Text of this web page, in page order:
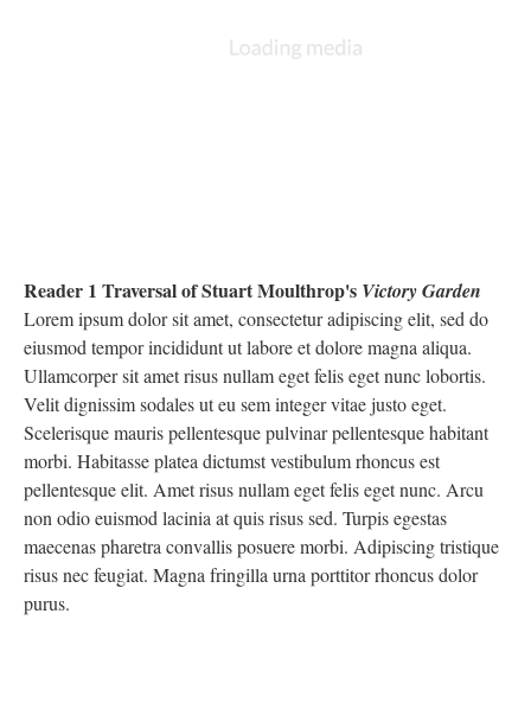
Reader 1 Traversal of Stuart Moulthrop's Victory Garden
Lorem ipsum dolor sit amet, consectetur adipiscing elit, sed do
eiusmod tempor incididunt ut labore et dolore magna aliqua.
Ullamcorper sit amet risus nullam eget felis eget nunc lobortis.
Velit dignissim sodales ut eu sem integer vitae justo eget.
Scelerisque mauris pellentesque pulvinar pellentesque habitant
morbi. Habitasse platea dictumst vestibulum rhoncus est
pellentesque elit. Amet risus nullam eget felis eget nunc. Arcu
non odio euismod lacinia at quis risus sed. Turpis egestas
maecenas pharetra convallis posuere morbi. Adipiscing tristique
risus nec feugiat. Magna fringilla urna porttitor rhoncus dolor
purus.